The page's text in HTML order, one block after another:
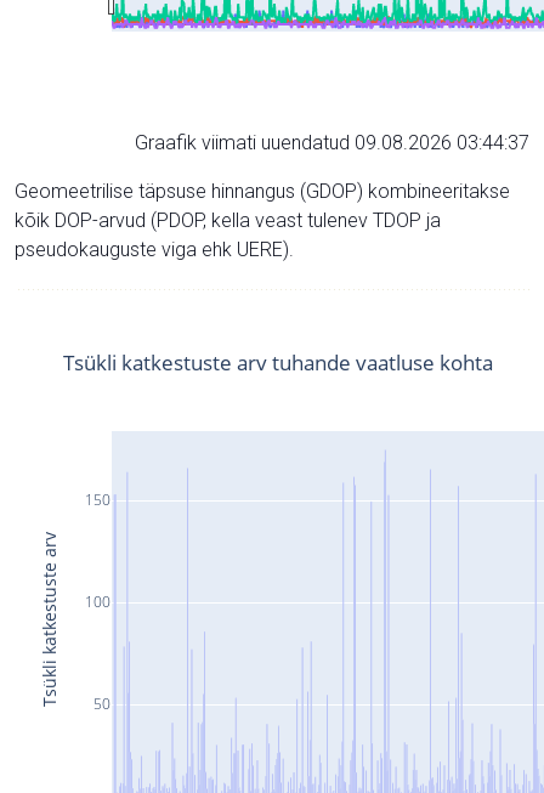
Graafik viimati uuendatud 09.08.2026 03:44:37
Geomeetrilise täpsuse hinnangus (GDOP) kombineeritakse
kõik DOP-arvud (PDOP, kella veast tulenev TDOP ja
pseudokauguste viga ehk UERE).
50
100
150
Tsükli katkestuste arv tuhande vaatluse kohta
Tsükli katkestuste arv